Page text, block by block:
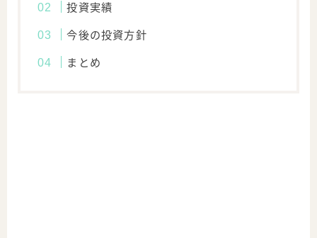
投資実績
今後の投資方針
まとめ